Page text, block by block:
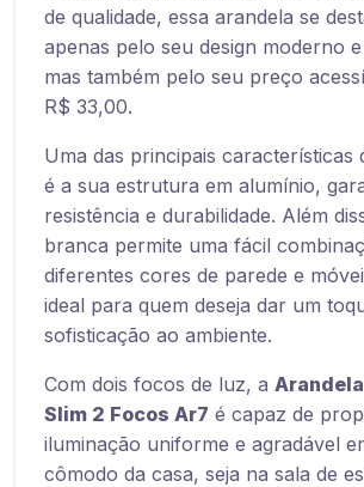
de qualidade, essa arandela se
apenas pelo seu design moderno
mas também pelo seu preço
R$ 33,00.
Uma das principais características
é a sua estrutura em alumínio,
resistência e durabilidade. Além
branca permite uma fácil
diferentes cores de parede e
ideal para quem deseja dar um
sofisticação ao ambiente.
Com dois focos de luz, a
Slim 2 Focos Ar7 é capaz de
iluminação uniforme e agradável
cômodo da casa, seja na sala de